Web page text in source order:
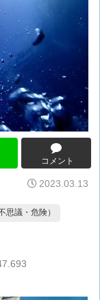
コメント
2023.03.13
思議・危険）